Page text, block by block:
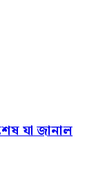
যা জানাল